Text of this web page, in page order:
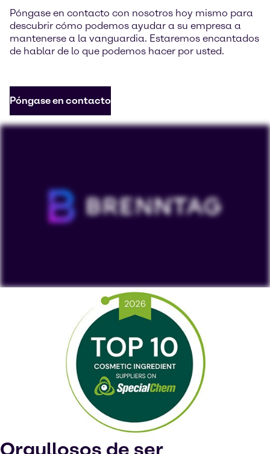
Póngase en contacto con nosotros hoy mismo para
descubrir cómo podemos ayudar a su empresa a
mantenerse a la vanguardia. Estaremos encantados
de hablar de lo que podemos hacer por usted.
Póngase en contacto
Para ver nuestros vídeos de YouTube debe aceptar las
'Targeting cookies'. La visualización de este contenido
puede dar lugar a que YouTube procese datos
personales o coloque cookies en su dispositivo.
Cookies Settings Ver en YouTube
Orgullosos de ser